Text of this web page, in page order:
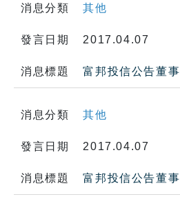
消息分類 其他
發言日期 2017.04.07
消息標題 富邦投信公告董
消息分類 其他
發言日期 2017.04.07
消息標題 富邦投信公告董